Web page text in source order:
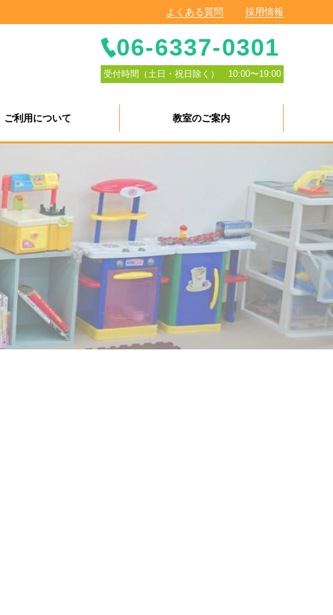
よくある質問 採用情報
06-6337-0301
受付時間（土日・祝日除く） 10:00〜19:00
ご利用について 教室のご案内